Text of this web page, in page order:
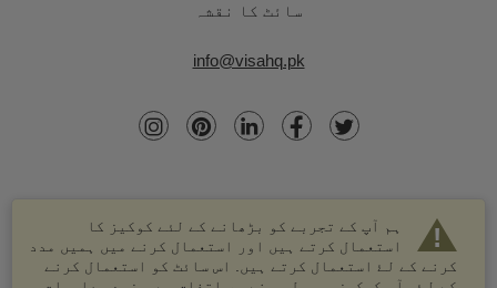
ہم آپ کے تجربے کو بڑھانے کے لئے کوکیز کا
استعمال کرتے ہیں اور استعمال کرنے میں ہمیں مدد
کرنے کے لۓ استعمال کرتے ہیں. اس سائٹ کو استعمال کرنے
سائٹ کا نقشہ
info@visahq.pk